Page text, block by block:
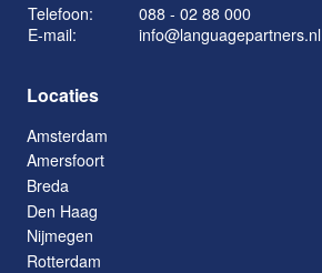
Telefoon:
088 - 02 88 000
E-mail:
info@languagepartners.nl
Locaties
Amsterdam
Amersfoort
Breda
Den Haag
Nijmegen
Rotterdam